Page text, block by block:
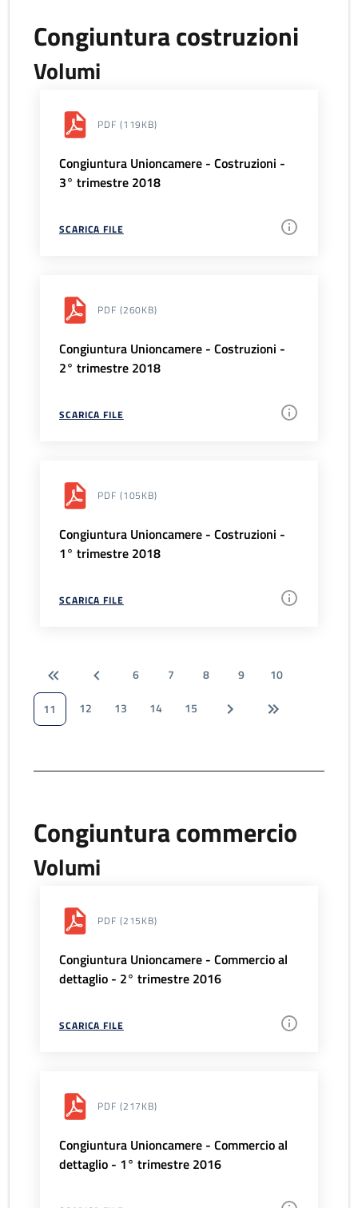
Congiuntura costruzioni
Volumi
PDF (119KB)
Congiuntura Unioncamere - Costruzioni -
3° trimestre 2018
SCARICA FILE
PDF (260KB)
Congiuntura Unioncamere - Costruzioni -
2° trimestre 2018
SCARICA FILE
PDF (105KB)
Congiuntura Unioncamere - Costruzioni -
1° trimestre 2018
SCARICA FILE
6 7 8 9
10
11
12 13 14 15
Congiuntura commercio
Volumi
PDF (215KB)
Congiuntura Unioncamere - Commercio al
dettaglio - 2° trimestre 2016
SCARICA FILE
PDF (217KB)
Congiuntura Unioncamere - Commercio al
dettaglio - 1° trimestre 2016